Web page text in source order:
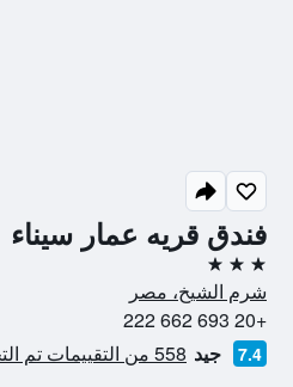
فندق قريه عمار سيناء
3 نجوم
شرم الشيخ، مصر
+20 693 662 222
7.4 جيد 558 من التقييمات تم التحقق منها